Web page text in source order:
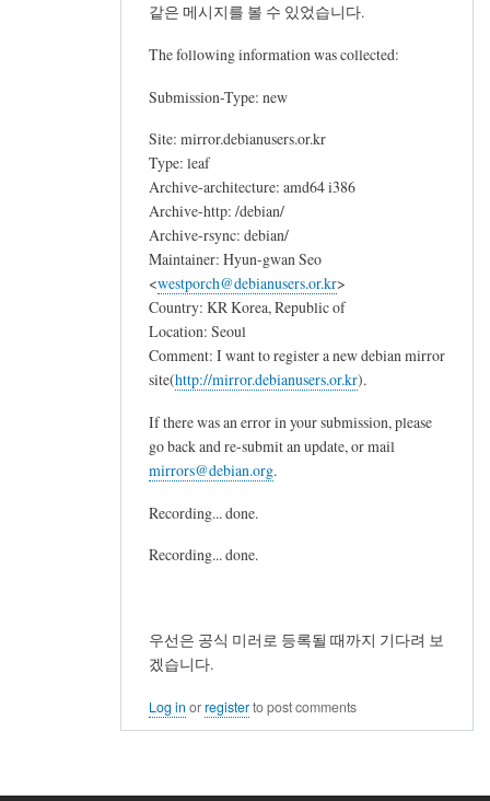
같은 메시지를 볼 수 있었습니다.
The following information was collected:
Submission-Type: new
Site: mirror.debianusers.or.kr
Type: leaf
Archive-architecture: amd64 i386
Archive-http: /debian/
Archive-rsync: debian/
Maintainer: Hyun-gwan Seo
<westporch@debianusers.or.kr>
Country: KR Korea, Republic of
Location: Seoul
Comment: I want to register a new debian mirror
site(http://mirror.debianusers.or.kr).
If there was an error in your submission, please
go back and re-submit an update, or mail
mirrors@debian.org.
Recording... done.
Recording... done.
우선은 공식 미러로 등록될 때까지 기다려 보
겠습니다.
Log in orregisterto post comments